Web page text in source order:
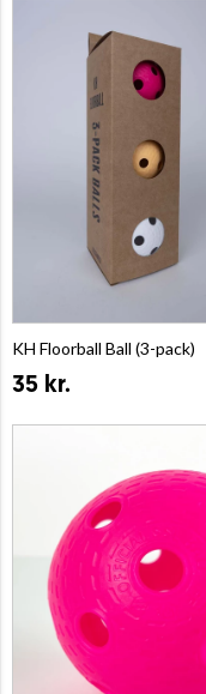
KH Floorball Ball (3-pack)
35 kr.